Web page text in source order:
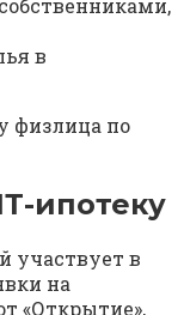
в
физлица по
ипотеку
участвует в
на
«Открытие»,